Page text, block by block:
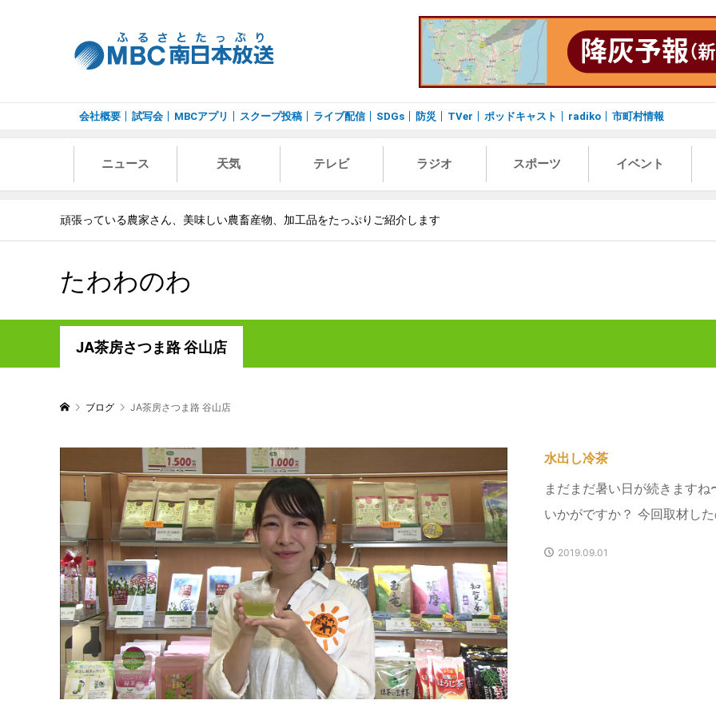
会社概要 試写会 MBCアプリ スクープ投稿 ライブ配信 SDGs 防災 TVer ポッドキャスト radiko 市町村情報
ニュース 天気 テレビ ラジオ スポーツ イベント
頑張っている農家さん、美味しい農畜産物、加工品をたっぷりご紹介します
たわわのわ
JA茶房さつま路 谷山店
ブログ JA茶房さつま路 谷山店
水出し冷茶
まだまだ暑い日が続きます
いかがですか？ 今回取材し
2019.09.01